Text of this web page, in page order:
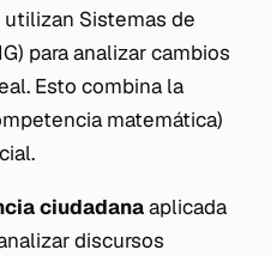
Sistemas de
para analizar cambios
Esto combina la
matemática)
ciudadanaaplicada
discursos